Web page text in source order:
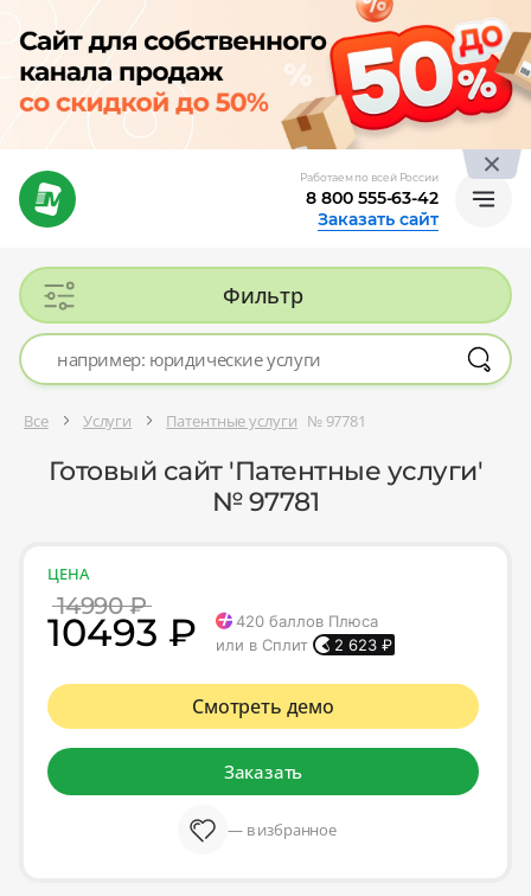
Работаем по всей России
8 800 555-63-42
Заказать сайт
Фильтр
Все Услуги Патентные услуги № 97781
Готовый сайт 'Патентные услуги'
№ 97781
ЦЕНА
14990 ₽
10493 ₽ 420 баллов Плюса
или в Сплит
2 623 ₽
Смотреть демо
Заказать
— в избранное